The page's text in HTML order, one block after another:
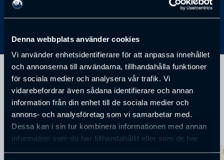
Denna webbplats använder cookies
Vi använder enhetsidentifierare för att anpassa innehållet
och annonserna till användarna, tillhandahålla funktioner
för sociala medier och analysera vår trafik. Vi
vidarebefordrar även sådana identifierare och annan
information från din enhet till de sociala medier och
annons- och analysföretag som vi samarbetar med.
Dessa kan i sin tur kombinera informationen med annan
information som du har tillhandahållit eller som de har
Anmälan till föreläsning har passerat
KOMMANDE FÖRELÄSNINGAR